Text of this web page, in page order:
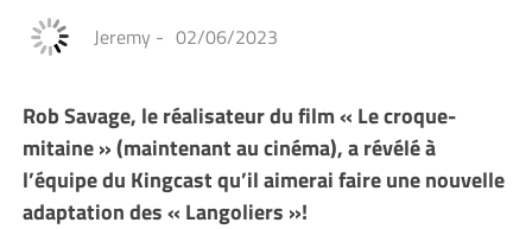
Jeremy - 02/06/2023
Rob Savage, le réalisateur du film « Le croque-
mitaine » (maintenant au cinéma), a révélé à
l’équipe du Kingcast qu’il aimerai faire une nouvelle
adaptation des « Langoliers »!